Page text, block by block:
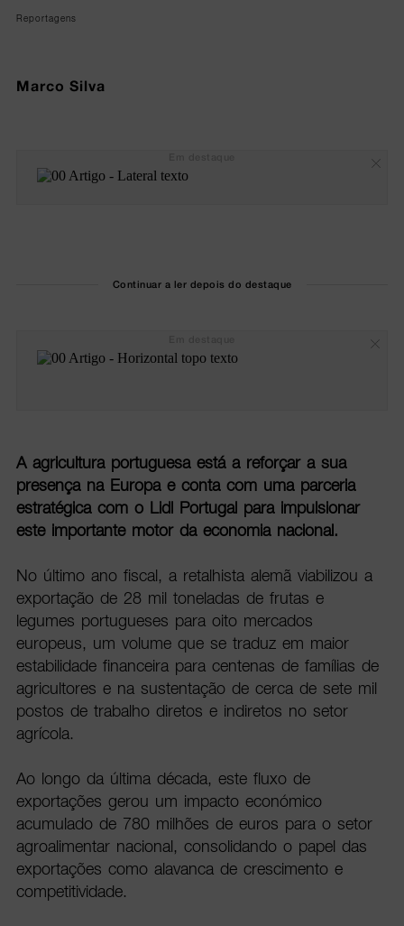
Reportagens
Marco Silva
Continuar a ler depois do destaque
A agricultura portuguesa está a reforçar a sua
presença na Europa e conta com uma parceria
estratégica com o Lidl Portugal para impulsionar
este importante motor da economia nacional.
No último ano fiscal, a retalhista alemã viabilizou a
exportação de 28 mil toneladas de frutas e
legumes portugueses para oito mercados
europeus, um volume que se traduz em maior
estabilidade financeira para centenas de famílias de
agricultores e na sustentação de cerca de sete mil
postos de trabalho diretos e indiretos no setor
agrícola.
Ao longo da última década, este fluxo de
exportações gerou um impacto económico
acumulado de 780 milhões de euros para o setor
agroalimentar nacional, consolidando o papel das
exportações como alavanca de crescimento e
competitividade.